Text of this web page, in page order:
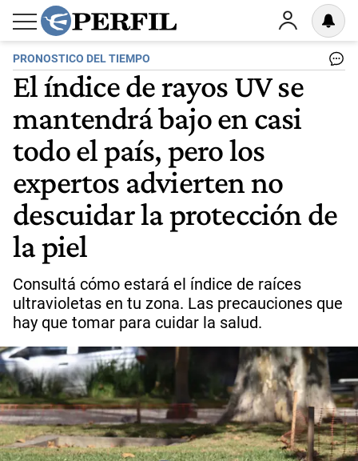
PRONOSTICO DEL TIEMPO
El índice de rayos UV se
mantendrá bajo en casi
todo el país, pero los
expertos advierten no
descuidar la protección de
la piel
Consultá cómo estará el índice de raíces
ultravioletas en tu zona. Las precauciones que
hay que tomar para cuidar la salud.